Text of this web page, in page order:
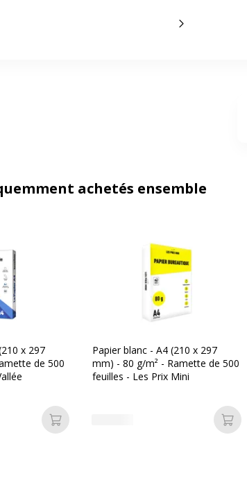
Slide suivant
achetés ensemble
x 297
de 500
Ajouter au panier
Papier blanc - A4 (210 x 297
mm) - 80 g/m² - Ramette de 500
feuilles - Les Prix Mini